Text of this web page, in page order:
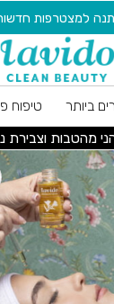
ביותר טיפוח
מהטבות